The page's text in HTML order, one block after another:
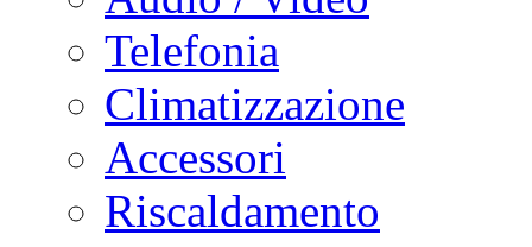
Telefonia
Climatizzazione
Accessori
Riscaldamento